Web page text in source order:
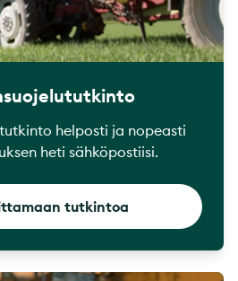
helposti ja nopeasti
heti sähköpostiisi.
tutkintoa